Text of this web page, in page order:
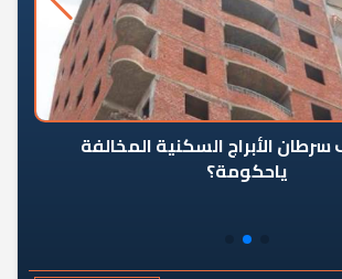
الأبراج السكنية المخالفة
ياحكومة؟